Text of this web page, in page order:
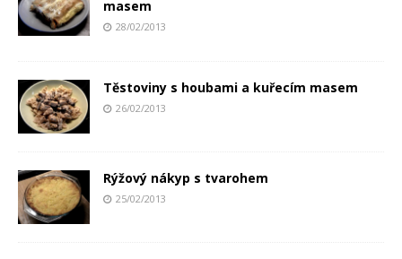
masem
28/02/2013
Těstoviny s houbami a kuřecím masem
26/02/2013
Rýžový nákyp s tvarohem
25/02/2013